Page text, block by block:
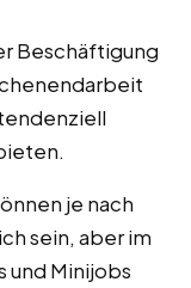
Beschäftigung
je nach
sein, aber im
Minijobs